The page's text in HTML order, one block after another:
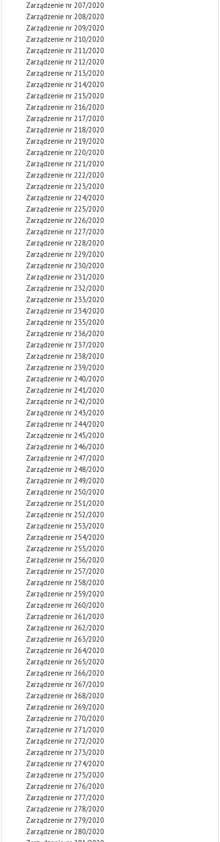
Zarządzenie nr 207/2020
Zarządzenie nr 208/2020
Zarządzenie nr 209/2020
Zarządzenie nr 210/2020
Zarządzenie nr 211/2020
Zarządzenie nr 212/2020
Zarządzenie nr 213/2020
Zarządzenie nr 214/2020
Zarządzenie nr 215/2020
Zarządzenie nr 216/2020
Zarządzenie nr 217/2020
Zarządzenie nr 218/2020
Zarządzenie nr 219/2020
Zarządzenie nr 220/2020
Zarządzenie nr 221/2020
Zarządzenie nr 222/2020
Zarządzenie nr 223/2020
Zarządzenie nr 224/2020
Zarządzenie nr 225/2020
Zarządzenie nr 226/2020
Zarządzenie nr 227/2020
Zarządzenie nr 228/2020
Zarządzenie nr 229/2020
Zarządzenie nr 230/2020
Zarządzenie nr 231/2020
Zarządzenie nr 232/2020
Zarządzenie nr 233/2020
Zarządzenie nr 234/2020
Zarządzenie nr 235/2020
Zarządzenie nr 236/2020
Zarządzenie nr 237/2020
Zarządzenie nr 238/2020
Zarządzenie nr 239/2020
Zarządzenie nr 240/2020
Zarządzenie nr 241/2020
Zarządzenie nr 242/2020
Zarządzenie nr 243/2020
Zarządzenie nr 244/2020
Zarządzenie nr 245/2020
Zarządzenie nr 246/2020
Zarządzenie nr 247/2020
Zarządzenie nr 248/2020
Zarządzenie nr 249/2020
Zarządzenie nr 250/2020
Zarządzenie nr 251/2020
Zarządzenie nr 252/2020
Zarządzenie nr 253/2020
Zarządzenie nr 254/2020
Zarządzenie nr 255/2020
Zarządzenie nr 256/2020
Zarządzenie nr 257/2020
Zarządzenie nr 258/2020
Zarządzenie nr 259/2020
Zarządzenie nr 260/2020
Zarządzenie nr 261/2020
Zarządzenie nr 262/2020
Zarządzenie nr 263/2020
Zarządzenie nr 264/2020
Zarządzenie nr 265/2020
Zarządzenie nr 266/2020
Zarządzenie nr 267/2020
Zarządzenie nr 268/2020
Zarządzenie nr 269/2020
Zarządzenie nr 270/2020
Zarządzenie nr 271/2020
Zarządzenie nr 272/2020
Zarządzenie nr 273/2020
Zarządzenie nr 274/2020
Zarządzenie nr 275/2020
Zarządzenie nr 276/2020
Zarządzenie nr 277/2020
Zarządzenie nr 278/2020
Zarządzenie nr 279/2020
Zarządzenie nr 280/2020